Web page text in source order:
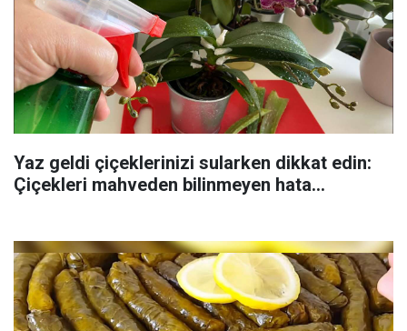
Yaz geldi çiçeklerinizi sularken dikkat edin:
Çiçekleri mahveden bilinmeyen hata...